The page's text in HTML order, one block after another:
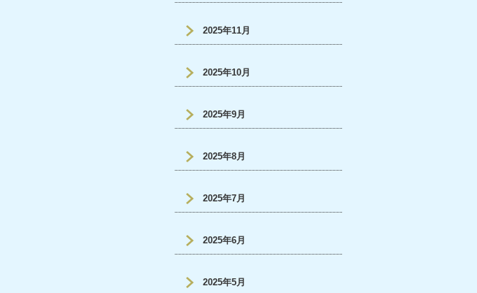
2025年11月
2025年10月
2025年9月
2025年8月
2025年7月
2025年6月
2025年5月